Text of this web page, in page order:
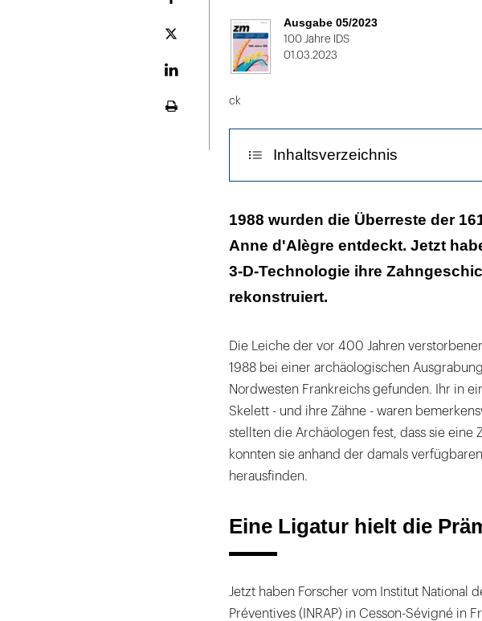
Plattform
Ausgabe 05/2023
100 Jahre IDS
01.03.2023
ck
Inhaltsverzeichnis
Eine Ligatur hielt die Prämolaren
Die Folgen der Apparatur waren
Sie wollte und musste gepflegt
1988 wurden die Überreste der
Anne d'Alègre entdeckt. Jetzt
3-D-Technologie ihre
rekonstruiert.
Die Leiche der vor 400 Jahren
1988 bei einer archäologischen
Nordwesten Frankreichs gefunden. Ihr in
Skelett - und ihre Zähne - waren
stellten die Archäologen fest, dass sie eine
konnten sie anhand der damals
herausfinden.
Eine Ligatur hielt die
Jetzt haben Forscher vom Institut National
Préventives (INRAP) in Cesson-Sévigné in